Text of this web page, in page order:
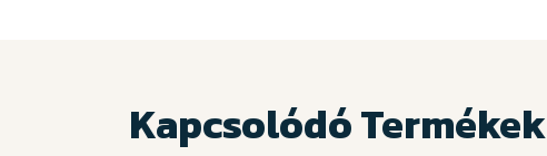
Kapcsolódó Termékek